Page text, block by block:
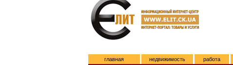
главная недвижимость работа